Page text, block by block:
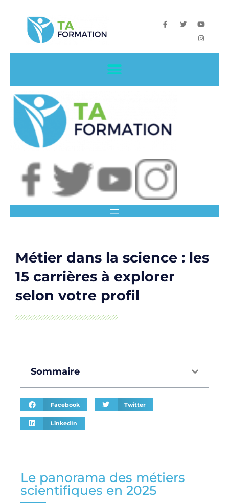
Métier dans la science : les
15 carrières à explorer
selon votre profil
Sommaire
Facebook Twitter
LinkedIn
Le panorama des métiers
scientifiques en 2025